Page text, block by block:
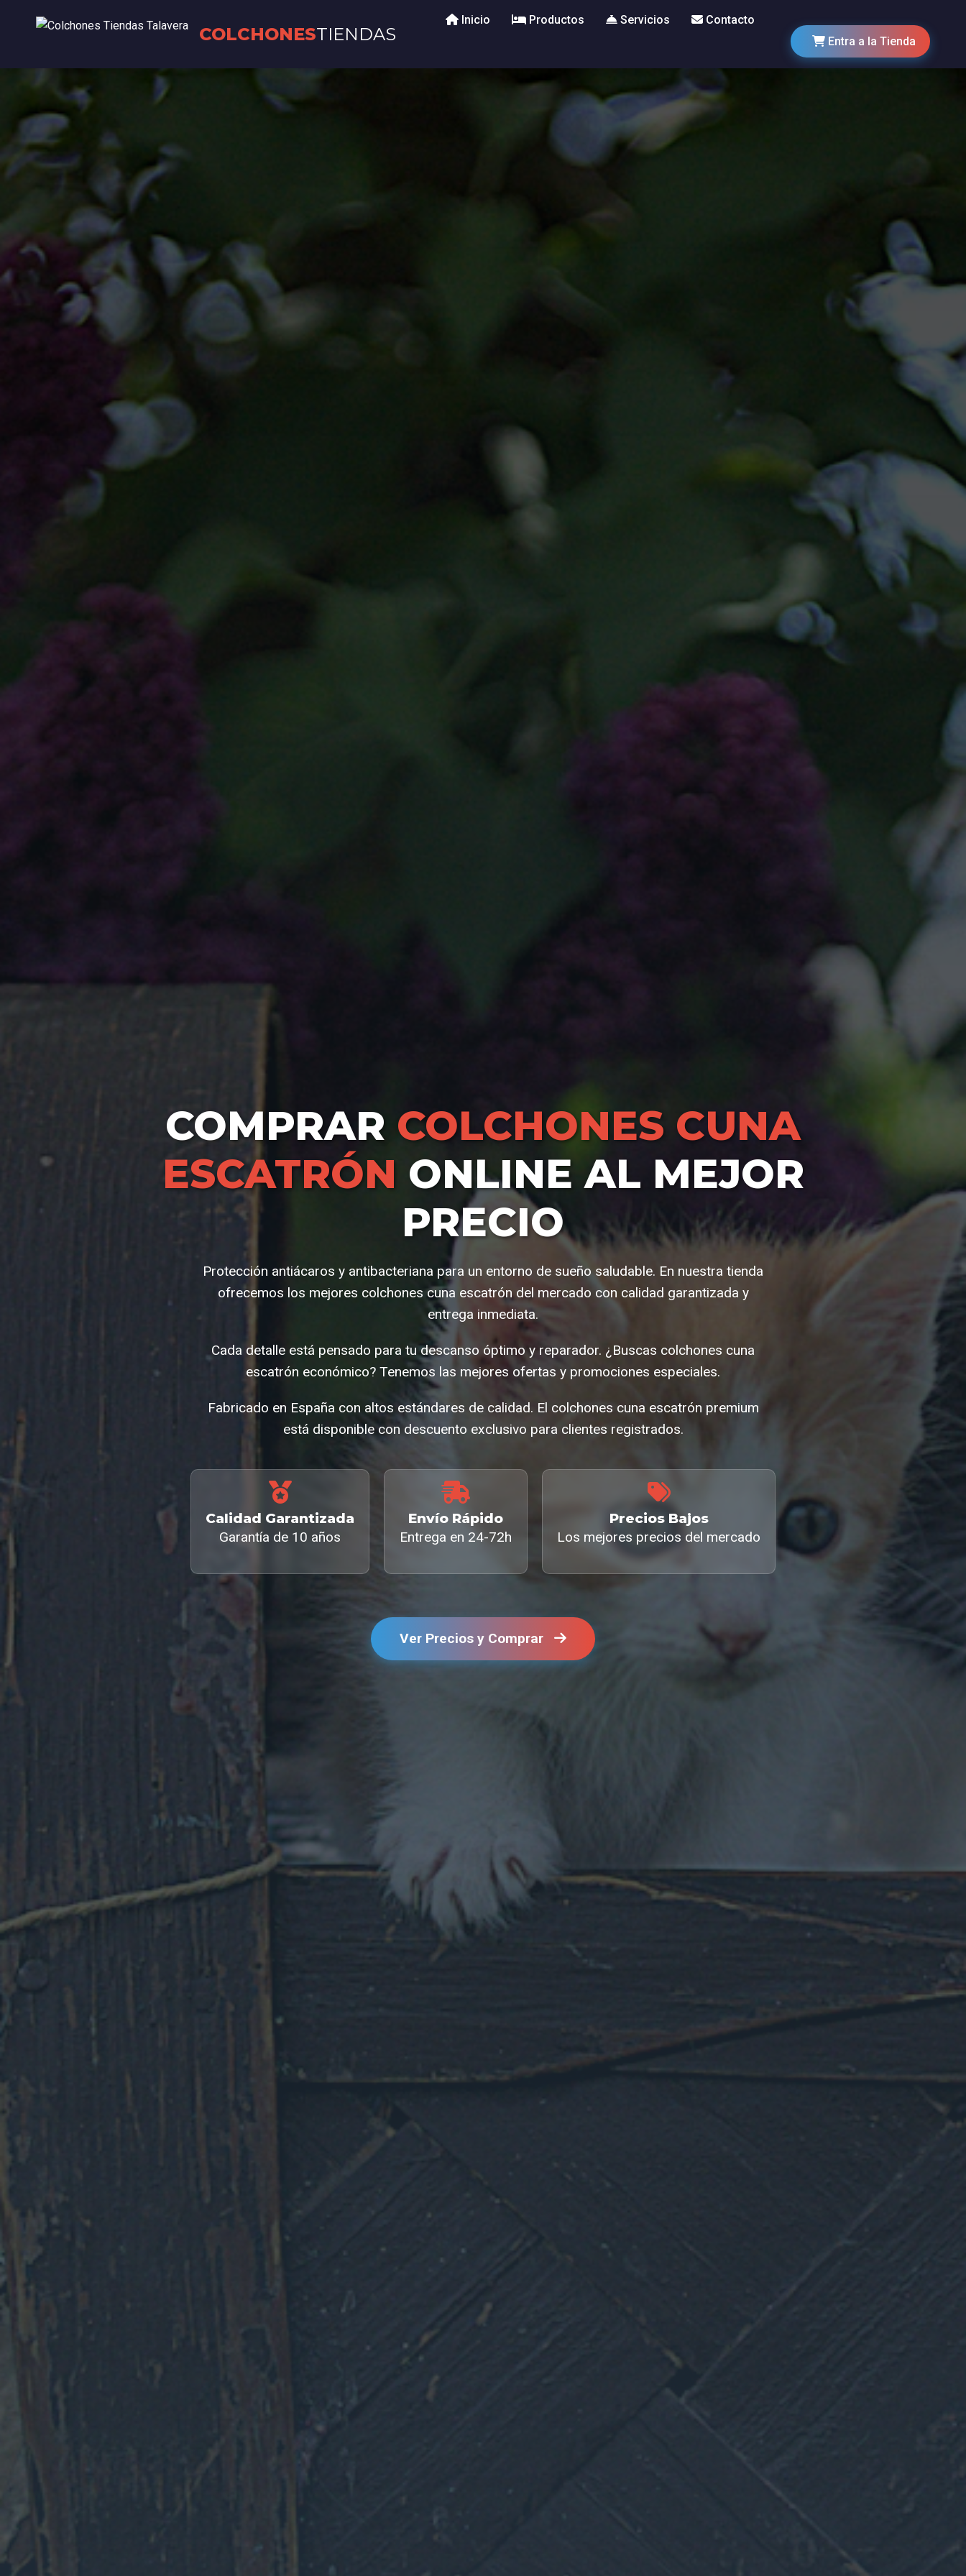
COLCHONESTIENDAS
Inicio Productos Servicios
Contacto
Entra a la Tienda
COMPRAR COLCHONES CUNA
ESCATRÓN ONLINE AL MEJOR
PRECIO
Protección antiácaros y antibacteriana para un entorno de sueño saludable. En nuestra tienda
ofrecemos los mejores colchones cuna escatrón del mercado con calidad garantizada y
entrega inmediata.
Cada detalle está pensado para tu descanso óptimo y reparador. ¿Buscas colchones cuna
escatrón económico? Tenemos las mejores ofertas y promociones especiales.
Fabricado en España con altos estándares de calidad. El colchones cuna escatrón premium
está disponible con descuento exclusivo para clientes registrados.
Calidad Garantizada
Garantía de 10 años
Envío Rápido
Entrega en 24-72h
Precios Bajos
Los mejores precios del mercado
Ver Precios y Comprar